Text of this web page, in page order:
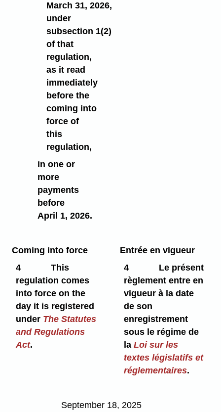
March 31, 2026,
under
subsection 1(2)
of that
regulation,
as it read
immediately
before the
coming into
force of
this
regulation,
in one or
more
payments
before
April 1, 2026.
Coming into force
4
This
regulation comes
into force on the
day it is registered
under The Statutes
and Regulations
Act.
Entrée en vigueur
4
Le présent
règlement entre en
vigueur à la date
de son
enregistrement
sous le régime de
laLoi sur les
textes législatifs et
réglementaires.
September 18, 2025